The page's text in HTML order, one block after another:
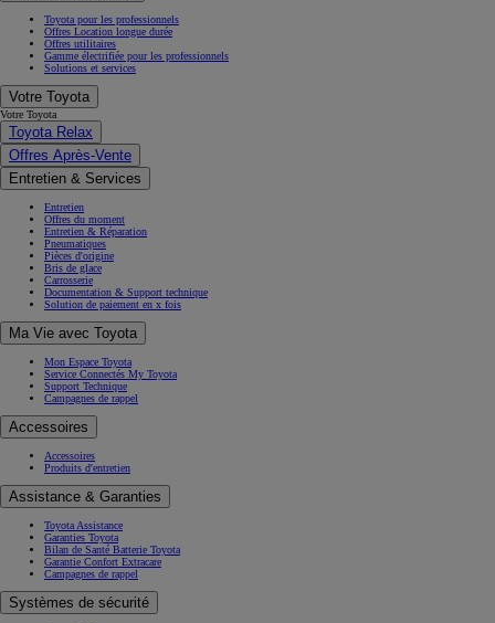
Toyota pour les professionnels
Offres Location longue durée
Offres utilitaires
Gamme électrifiée pour les professionnels
Solutions et services
Votre Toyota
Votre Toyota
Toyota Relax
Offres Après-Vente
Entretien & Services
Entretien
Offres du moment
Entretien & Réparation
Pneumatiques
Pièces d'origine
Bris de glace
Carrosserie
Documentation & Support technique
Solution de paiement en x fois
Ma Vie avec Toyota
Mon Espace Toyota
Service Connectés My Toyota
Support Technique
Campagnes de rappel
Accessoires
Accessoires
Produits d'entretien
Assistance & Garanties
Toyota Assistance
Garanties Toyota
Bilan de Santé Batterie Toyota
Garantie Confort Extracare
Campagnes de rappel
Systèmes de sécurité